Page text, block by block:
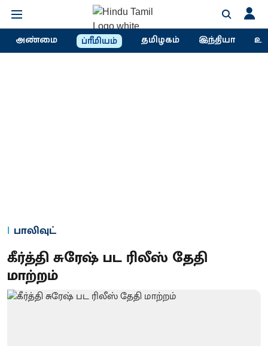
அண்மை ப்ரீமியம் தமிழகம் இந்தியா
பாலிவுட்
கீர்த்தி சுரேஷ் பட ரிலீஸ் தேதி
மாற்றம்